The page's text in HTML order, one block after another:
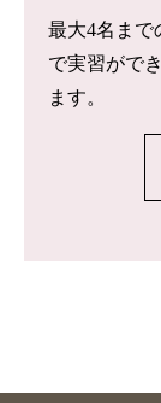
最大4名まで
で実習がで
ます。